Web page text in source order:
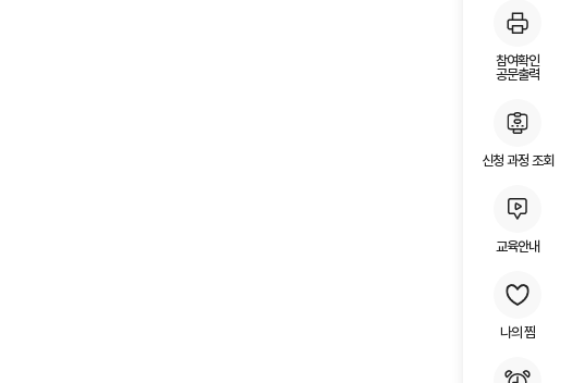
참여확인
공문출력
신청 과정 조회
교육안내
나의 찜